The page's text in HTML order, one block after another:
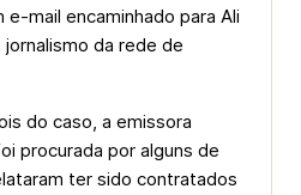
mail encaminhado para Ali
da rede de
do caso, a emissora
procurada por alguns de
ter sido contratados